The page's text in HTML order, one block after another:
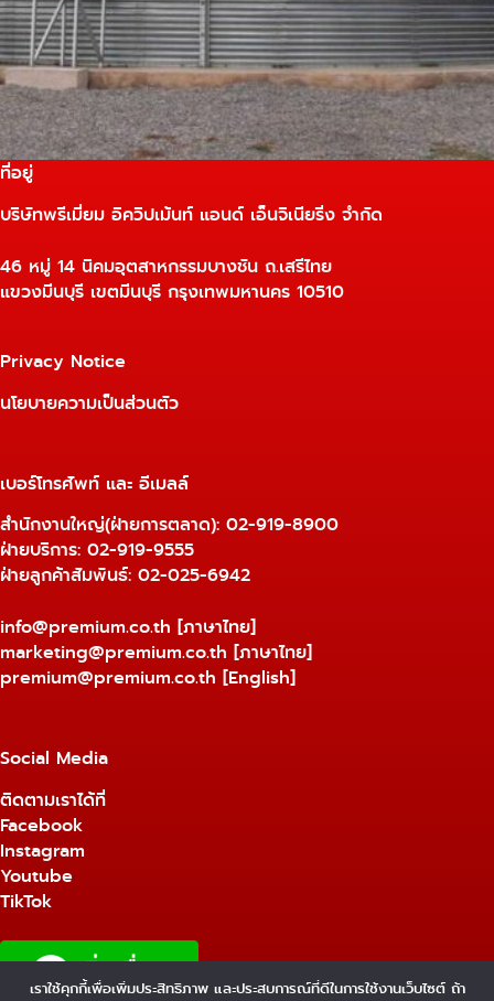
ที่อยู่
บริษัทพรีเมี่ยม อิควิปเม้นท์ แอนด์ เอ็นจิเนียริ่ง จำกัด
46 หมู่ 14 นิคมอุตสาหกรรมบางชัน ถ.เสรีไทย
แขวงมีนบุรี เขตมีนบุรี กรุงเทพมหานคร 10510
Privacy Notice
นโยบายความเป็นส่วนตัว
เบอร์โทรศัพท์ และ อีเมลล์
สำนักงานใหญ่(ฝ่ายการตลาด): 02-919-8900
ฝ่ายบริการ: 02-919-9555
ฝ่ายลูกค้าสัมพันธ์: 02-025-6942
info@premium.co.th [ภาษาไทย]
marketing@premium.co.th [ภาษาไทย]
premium@premium.co.th [English]
Social Media
ติดตามเราได้ที่
Facebook
Instagram
Youtube
TikTok
เราใช้คุกกี้เพื่อเพิ่มประสิทธิภาพ และประสบการณ์ที่ดีในการใช้งานเว็บไซต์ ถ้า
1